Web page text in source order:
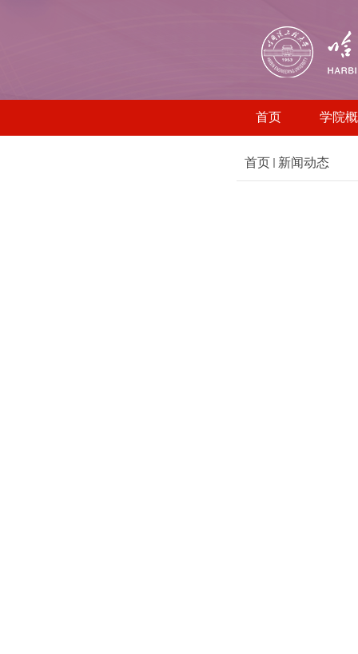
首页 学院
首页 新闻动态